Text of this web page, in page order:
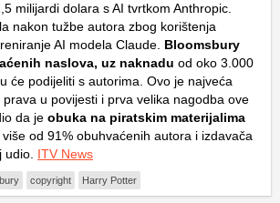
milijardi dolara s AI tvrtkom Anthropic.
nakon tužbe autora zbog korištenja
AI modela Claude. Bloomsbury
naslova, uz naknadu od oko 3.000
će podijeliti s autorima. Ovo je najveća
u povijesti i prva velika nagodba ove
da je obuka na piratskim materijalima
više od 91% obuhvaćenih autora i izdavača
udio. ITV News
copyright Harry Potter